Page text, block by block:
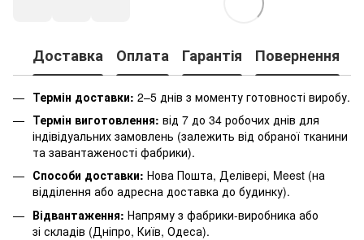
Доставка Оплата Гарантія Повернення
Термін доставки: 2–5 днів з моменту готовності виробу.
Термін виготовлення: від 7 до 34 робочих днів для
індівідуальних замовлень (залежить від обраної тканини
та завантаженості фабрики).
Способи доставки: Нова Пошта, Делівері, Meest (на
відділення або адресна доставка до будинку).
Відвантаження: Напряму з фабрики-виробника або
зі складів (Дніпро, Київ, Одеса).